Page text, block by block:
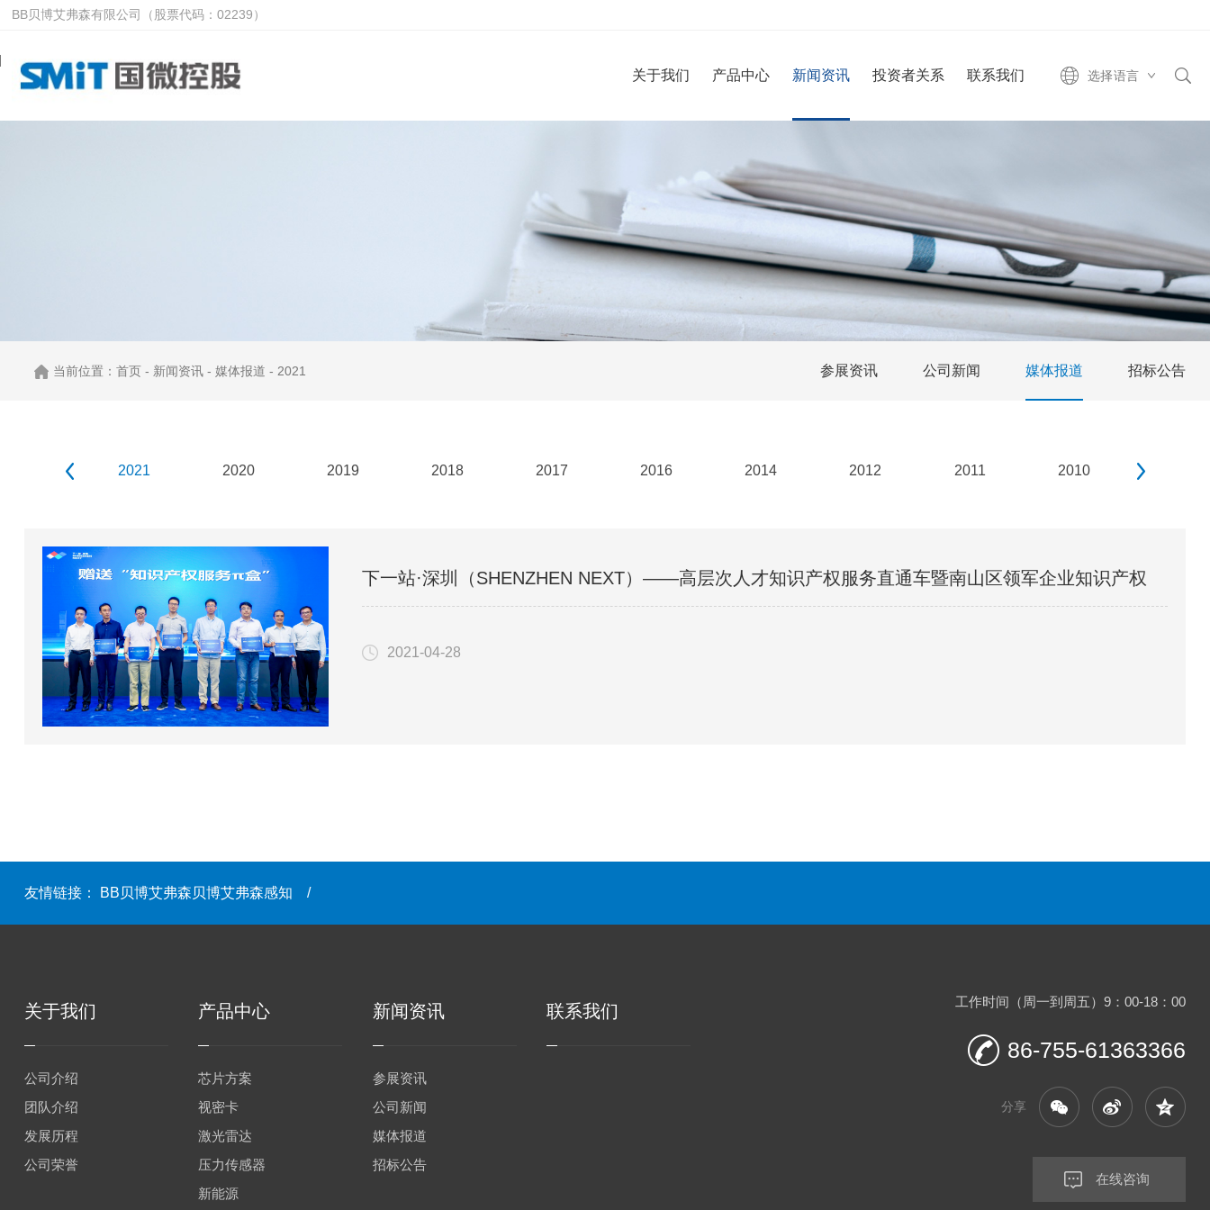
BB贝博艾弗森有限公司（股票代码：02239）
选择语言
关于我们 产品中心 新闻资讯 投资者关系 联系我们
当前位置： 首页- 新闻资讯- 媒体报道 - 2021 参展资讯 公司新闻 媒体报道 招标公告
2021 2020 2019 2018 2017 2016 2014 2012 2011 2010
prev
下一站·深圳（SHENZHEN NEXT）——高层次人才知识产权服务直通车暨南山区领军企业知识产权
2021-04-28
友情链接： BB贝博艾弗森贝博艾弗森感知 /
关于我们
公司介绍
团队介绍
发展历程
公司荣誉
产品中心
芯片方案
视密卡
激光雷达
压力传感器
新能源
新闻资讯
参展资讯
公司新闻
媒体报道
招标公告
联系我们 工作时间（周一到周五）9：00-18：00
86-755-61363366
分享
在线咨询